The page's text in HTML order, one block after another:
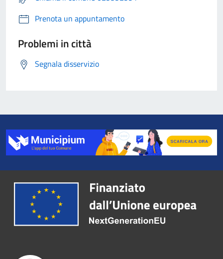
Prenota un appuntamento
Problemi in città
Segnala disservizio